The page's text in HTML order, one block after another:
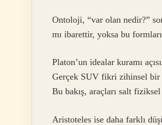
Ontoloji, “var olan nedir?”
mı ibarettir, yoksa bu
Platon’un idealar kuramı
Gerçek SUV fikri zihinsel bir
Bu bakış, araçları salt
Aristoteles ise daha farklı